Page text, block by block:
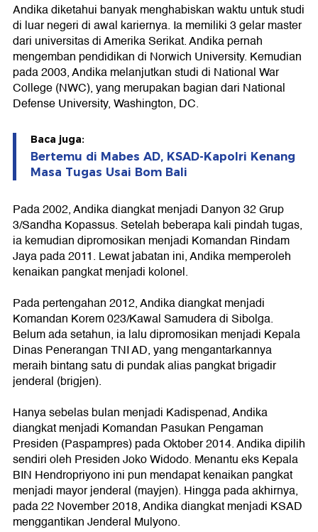
Andika diketahui banyak menghabiskan waktu untuk studi
di luar negeri di awal kariernya. Ia memiliki 3 gelar master
dari universitas di Amerika Serikat. Andika pernah
mengemban pendidikan di Norwich University. Kemudian
pada 2003, Andika melanjutkan studi di National War
College (NWC), yang merupakan bagian dari National
Defense University, Washington, DC.
Baca juga:
Bertemu di Mabes AD, KSAD-Kapolri Kenang
Masa Tugas Usai Bom Bali
Pada 2002, Andika diangkat menjadi Danyon 32 Grup
3/Sandha Kopassus. Setelah beberapa kali pindah tugas,
ia kemudian dipromosikan menjadi Komandan Rindam
Jaya pada 2011. Lewat jabatan ini, Andika memperoleh
kenaikan pangkat menjadi kolonel.
Pada pertengahan 2012, Andika diangkat menjadi
Komandan Korem 023/Kawal Samudera di Sibolga.
Belum ada setahun, ia lalu dipromosikan menjadi Kepala
Dinas Penerangan TNI AD, yang mengantarkannya
meraih bintang satu di pundak alias pangkat brigadir
jenderal (brigjen).
Hanya sebelas bulan menjadi Kadispenad, Andika
diangkat menjadi Komandan Pasukan Pengaman
Presiden (Paspampres) pada Oktober 2014. Andika dipilih
sendiri oleh Presiden Joko Widodo. Menantu eks Kepala
BIN Hendropriyono ini pun mendapat kenaikan pangkat
menjadi mayor jenderal (mayjen). Hingga pada akhirnya,
pada 22 November 2018, Andika diangkat menjadi KSAD
menggantikan Jenderal Mulyono.